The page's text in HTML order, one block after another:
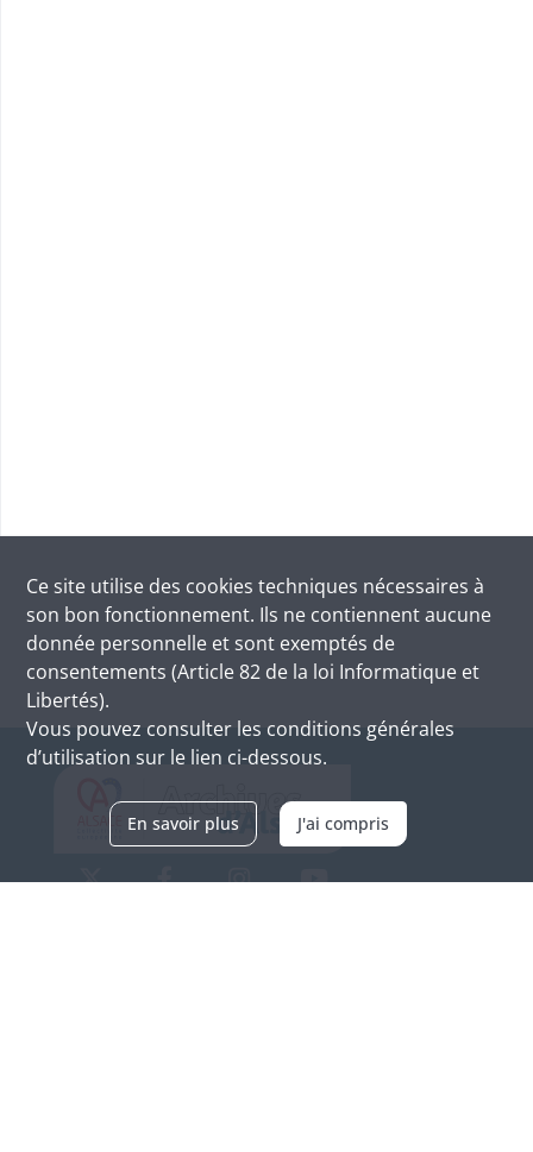
Ce site utilise des cookies techniques nécessaires à
son bon fonctionnement. Ils ne contiennent aucune
donnée personnelle et sont exemptés de
consentements (Article 82 de la loi Informatique et
Libertés).
Vous pouvez consulter les conditions générales
d’utilisation sur le lien ci-dessous.
En savoir plus J'ai compris